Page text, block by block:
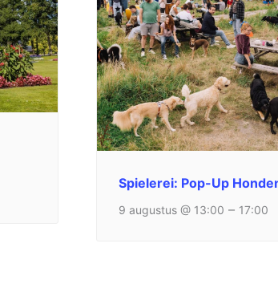
Spielerei: Pop-Up
9 augustus @ 13:00 – 17:00